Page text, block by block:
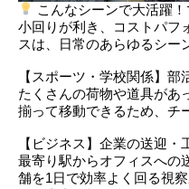
こんなシーンで大活躍
小回りが利き、コストパフ
スは、日常のあらゆるシー
【スポーツ・学校関係】部
たくさんの荷物や道具があ
揃って移動できるため、チ
【ビジネス】企業の送迎・
最寄り駅からオフィスへの
舗を1日で効率よく回る視